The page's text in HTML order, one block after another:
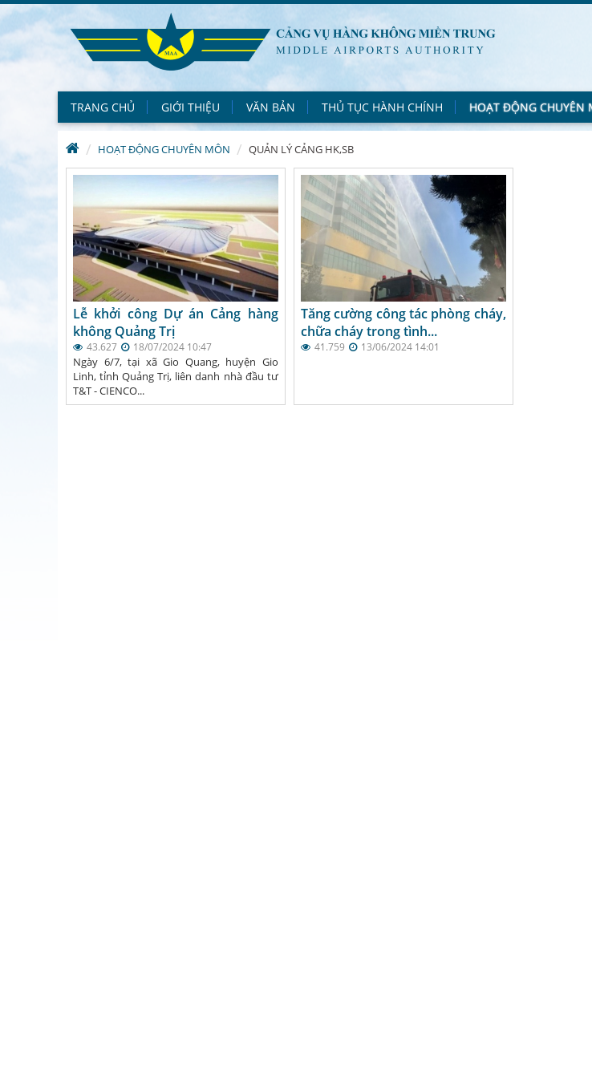
TRANG CHỦ GIỚI THIỆU VĂN BẢN THỦ TỤC HÀNH CHÍNH HOẠT ĐỘNG CHUYÊN
HOẠT ĐỘNG CHUYÊN MÔN QUẢN LÝ CẢNG HK,SB
Lễ khởi công Dự án Cảng hàng
không Quảng Trị
43.627 18/07/2024 10:47
Ngày 6/7, tại xã Gio Quang, huyện Gio
Linh, tỉnh Quảng Trị, liên danh nhà đầu tư
T&T - CIENCO...
Tăng cường công tác phòng cháy,
chữa cháy trong tình...
41.759 13/06/2024 14:01